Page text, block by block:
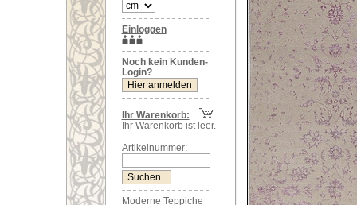
Einloggen
Noch kein Kunden-
Login?
Ihr Warenkorb:
Ihr Warenkorb ist leer.
Artikelnummer:
Moderne Teppiche